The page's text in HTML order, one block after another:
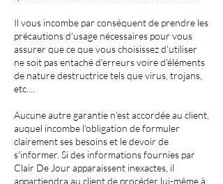
Il vous incombe par conséquent de prendre les
précautions d'usage nécessaires pour vous
assurer que ce que vous choisissez d'utiliser
ne soit pas entaché d'erreurs voire d'éléments
de nature destructrice tels que virus, trojans,
etc....
Aucune autre garantie n'est accordée au client,
auquel incombe l'obligation de formuler
clairement ses besoins et le devoir de
s'informer. Si des informations fournies par
Clair De Jour apparaissent inexactes, il
appartiendra au client de procéder lui-même à